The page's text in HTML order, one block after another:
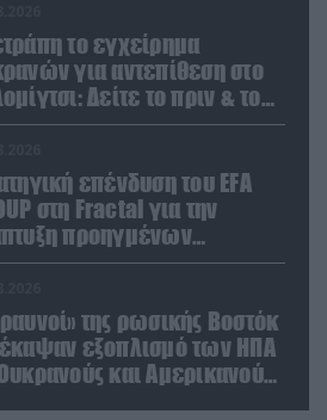
το εγχείρημα
για αντεπίθεση στο
Δείτε το πριν & το
της προσπάθειάς τους
επένδυση του EFA
στη Fractal για την
προηγμένων
τεχνολογιών σε
της ρωσικής Βοστόκ
εξοπλισμό των ΗΠΑ
και Αμερικανούς